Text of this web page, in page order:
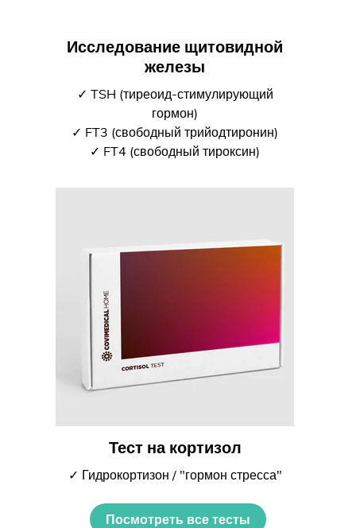
Исследование щитовидной
железы
✓ TSH (тиреоид-стимулирующий
гормон)
✓ FT3 (свободный трийодтиронин)
✓ FT4 (свободный тироксин)
Тест на кортизол
✓ Гидрокортизон / "гормон стресса"
Посмотреть все тесты